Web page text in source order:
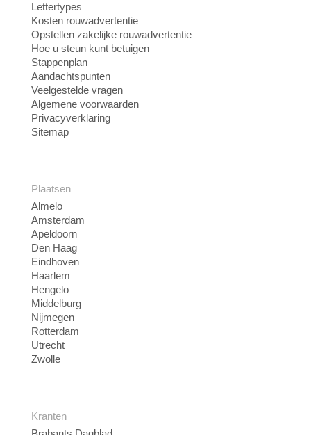
Lettertypes
Kosten rouwadvertentie
Opstellen zakelijke rouwadvertentie
Hoe u steun kunt betuigen
Stappenplan
Aandachtspunten
Veelgestelde vragen
Algemene voorwaarden
Privacyverklaring
Sitemap
Plaatsen
Almelo
Amsterdam
Apeldoorn
Den Haag
Eindhoven
Haarlem
Hengelo
Middelburg
Nijmegen
Rotterdam
Utrecht
Zwolle
Kranten